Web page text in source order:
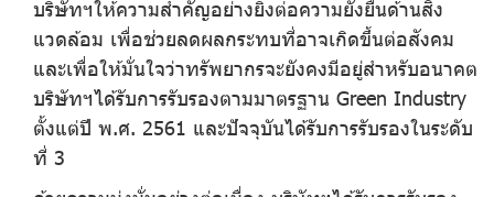
บริษัทฯให้ความสำคัญอย่างยิ่งต่อความยั่งยืนด้านสิ่ง
แวดล้อม เพื่อช่วยลดผลกระทบที่อาจเกิดขึ้นต่อสังคม
และเพื่อให้มั่นใจว่าทรัพยากรจะยังคงมีอยู่สำหรับอนาคต
บริษัทฯได้รับการรับรองตามมาตรฐาน Green Industry
ตั้งแต่ปี พ.ศ. 2561 และปัจจุบันได้รับการรับรองในระดับ
ที่ 3